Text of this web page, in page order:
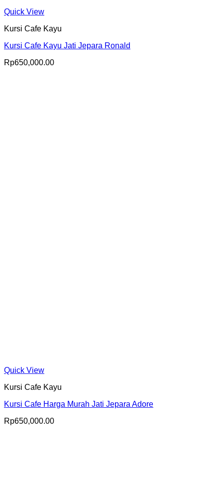
Quick View
Kursi Cafe Kayu
Kursi Cafe Kayu Jati Jepara Ronald
Rp650,000.00
Quick View
Kursi Cafe Kayu
Kursi Cafe Harga Murah Jati Jepara Adore
Rp650,000.00